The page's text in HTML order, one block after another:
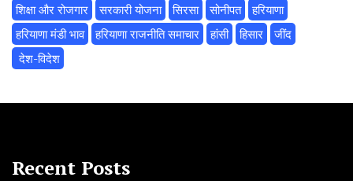
शिक्षा और रोजगार
सरकारी योजना सिरसा सोनीपत
हरियाणा
हरियाणा मंडी भाव
हरियाणा राजनीति समाचार हांसी हिसार
‌जींद
‌ देश-विदेश
Recent Posts